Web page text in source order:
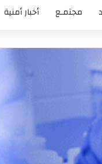
مجتمـع أخبار أمنية